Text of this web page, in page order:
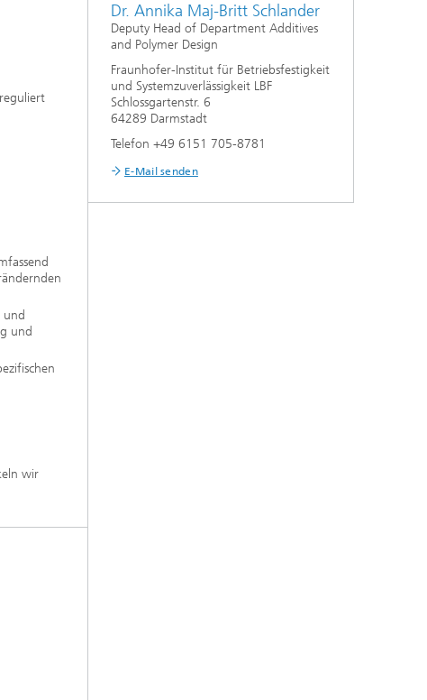
und
und
wir
Dr. Annika Maj-Britt Schlander
Deputy Head of Department Additives
and Polymer Design
Fraunhofer-Institut für Betriebsfestigkeit
und Systemzuverlässigkeit LBF
Schlossgartenstr. 6
64289 Darmstadt
Telefon +49 6151 705-8781
E-Mail senden